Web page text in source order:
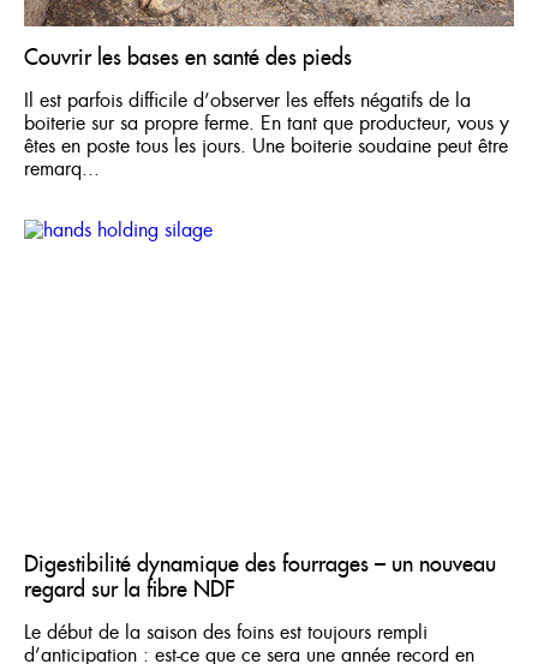
Couvrir les bases en santé des pieds
Il est parfois difficile d’observer les effets négatifs de la
boiterie sur sa propre ferme. En tant que producteur, vous y
êtes en poste tous les jours. Une boiterie soudaine peut être
remarq...
Digestibilité dynamique des fourrages – un nouveau
regard sur la fibre NDF
Le début de la saison des foins est toujours rempli
d’anticipation : est-ce que ce sera une année record en